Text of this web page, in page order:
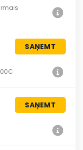
SAŅEMT
SAŅEMT